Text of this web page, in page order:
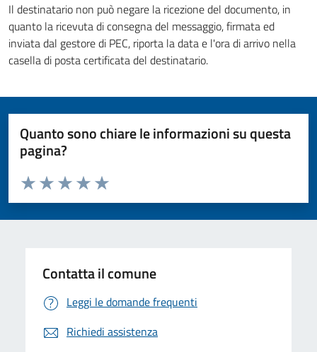
Il destinatario non può negare la ricezione del documento, in
quanto la ricevuta di consegna del messaggio, firmata ed
inviata dal gestore di PEC, riporta la data e l'ora di arrivo nella
casella di posta certificata del destinatario.
Quanto sono chiare le informazioni su questa
pagina?
Valuta da 1 a 5 stelle la pagina
Valuta 5 stelle su 5
Valuta 4 stelle su 5
Valuta 3 stelle su 5
Valuta 2 stelle su 5
Valuta 1 stelle su 5
Contatta il comune
Leggi le domande frequenti
Richiedi assistenza